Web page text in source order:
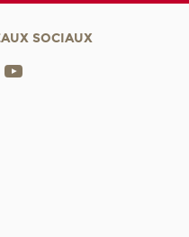
SOCIAUX